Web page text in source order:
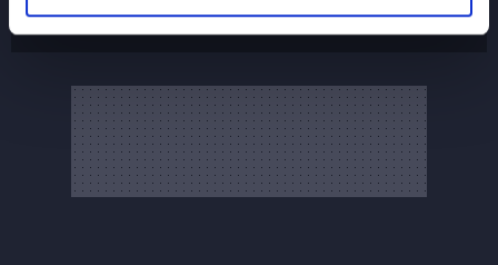
gerçekleştirilen veri işleme faaliyetleri ile ilgili